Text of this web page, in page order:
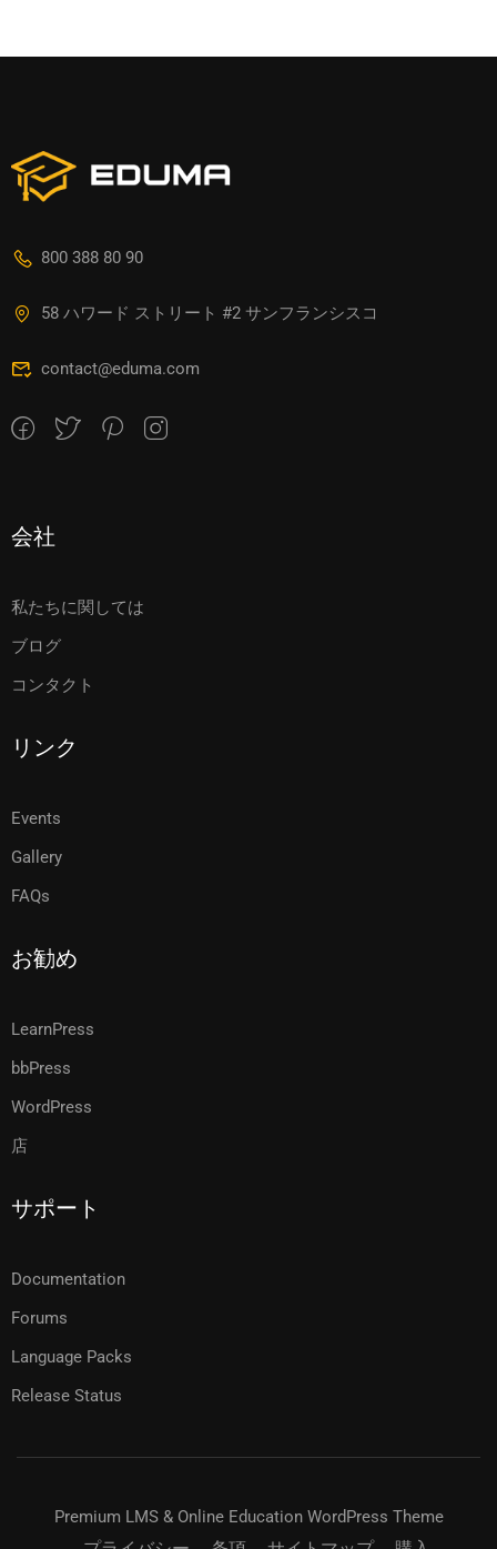
800 388 80 90
58 ハワード ストリート #2 サンフランシスコ
contact@eduma.com
会社
私たちに関しては
ブログ
コンタクト
リンク
Events
Gallery
FAQs
お勧め
LearnPress
bbPress
WordPress
店
サポート
Documentation
Forums
Language Packs
Release Status
Premium LMS & Online Education WordPress Theme